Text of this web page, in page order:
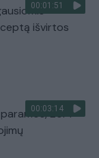
00:01:51
išvirtos
00:03:14
ŽŪM